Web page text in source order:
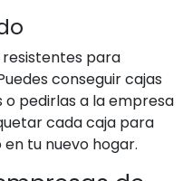
para
conseguir cajas
pedirlas a la empresa
cada caja para
tu nuevo hogar.